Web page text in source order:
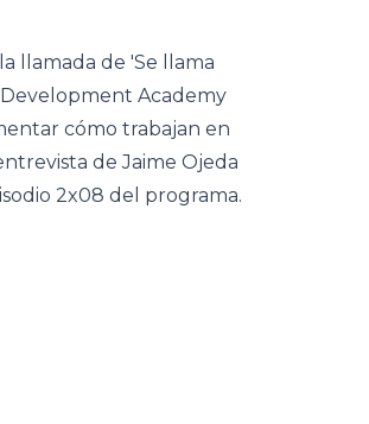
llamada de 'Se llama
Academy
cómo trabajan en
de Jaime Ojeda
2x08 del programa.